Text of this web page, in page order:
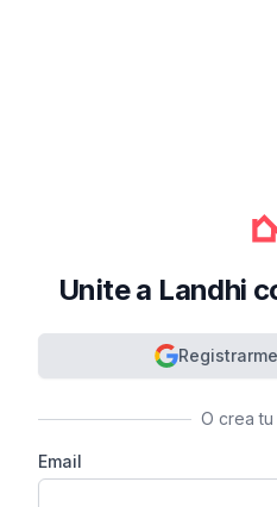
Unite a Landhi
O crea
Email